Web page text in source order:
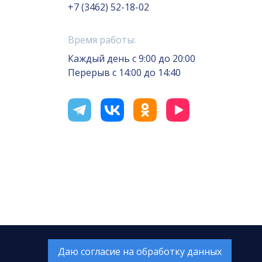
+7 (3462) 52-18-02
Время работы:
Каждый день с 9:00 до 20:00
Перерыв с 14:00 до 14:40
Обслуживание сайта —А1 Интернет-Эксперт
Даю согласие на обработку данных